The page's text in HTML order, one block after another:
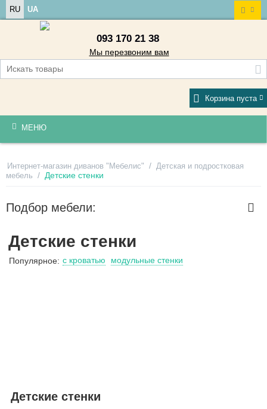
RU UA
093 170 21 38
Мы перезвоним вам
Корзина пуста
МЕНЮ
Интернет-магазин диванов "Мебелис" / Детская и подростковая
мебель / Детские стенки
Подбор мебели:
Детские стенки
Популярное: с кроватью модульные стенки
Детские стенки